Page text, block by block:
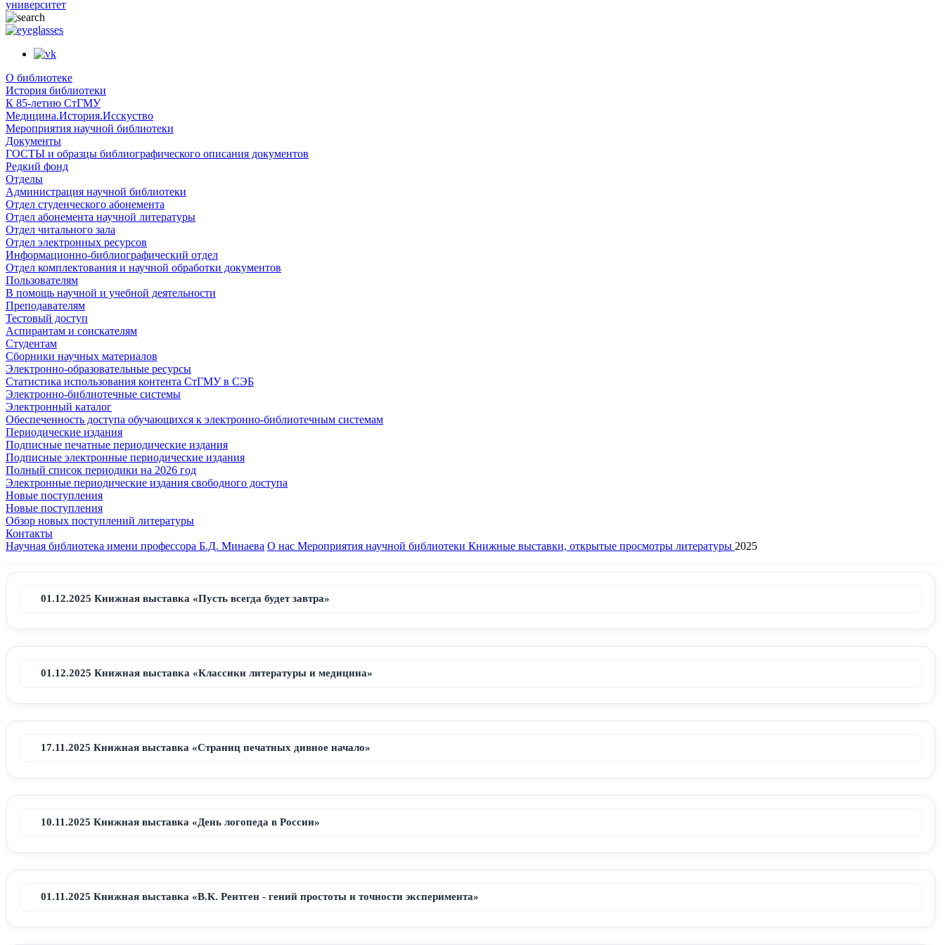
университет
О библиотеке
История библиотеки
К 85-летию СтГМУ
Медицина.История.Исскуство
Мероприятия научной библиотеки
Документы
ГОСТЫ и образцы библиографического описания документов
Редкий фонд
Отделы
Администрация научной библиотеки
Отдел студенческого абонемента
Отдел абонемента научной литературы
Отдел читального зала
Отдел электронных ресурсов
Информационно-библиографический отдел
Отдел комплектования и научной обработки документов
Пользователям
В помощь научной и учебной деятельности
Преподавателям
Тестовый доступ
Аспирантам и соискателям
Студентам
Сборники научных материалов
Электронно-образовательные ресурсы
Статистика использования контента СтГМУ в СЭБ
Электронно-библиотечные системы
Электронный каталог
Обеспеченность доступа обучающихся к электронно-библиотечным системам
Периодические издания
Подписные печатные периодические издания
Подписные электронные периодические издания
Полный список периодики на 2026 год
Электронные периодические издания свободного доступа
Новые поступления
Новые поступления
Обзор новых поступлений литературы
Контакты
Научная библиотека имени профессора Б.Д. Минаева О нас Мероприятия научной библиотеки Книжные выставки, открытые просмотры литературы 2025
01.12.2025 Книжная выставка «Пусть всегда будет завтра»
01.12.2025 Книжная выставка «Классики литературы и медицина»
17.11.2025 Книжная выставка «Страниц печатных дивное начало»
10.11.2025 Книжная выставка «День логопеда в России»
01.11.2025 Книжная выставка «В.К. Рентген - гений простоты и точности эксперимента»